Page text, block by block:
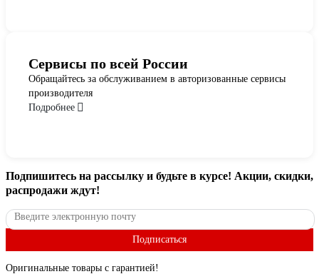
Сервисы по всей России
Обращайтесь за обслуживанием в авторизованные сервисы
производителя
Подробнее
Подпишитесь на рассылку и будьте в курсе! Акции, скидки,
распродажи ждут!
Подписаться
Оригинальные товары с гарантией!